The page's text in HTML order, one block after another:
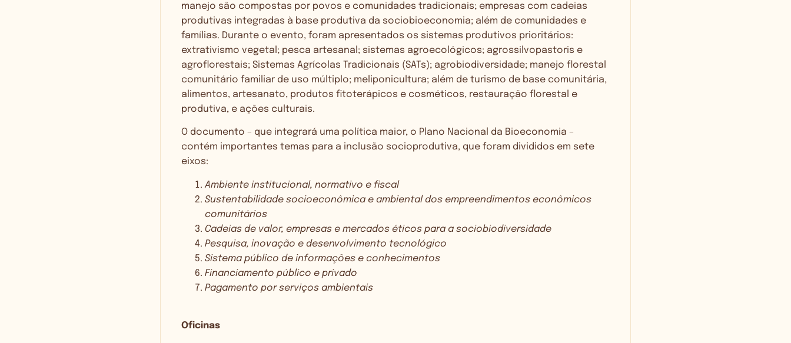
manejo são compostas por povos e comunidades tradicionais; empresas com cadeias
produtivas integradas à base produtiva da sociobioeconomia; além de comunidades e
famílias. Durante o evento, foram apresentados os sistemas produtivos prioritários:
extrativismo vegetal; pesca artesanal; sistemas agroecológicos; agrossilvopastoris e
agroflorestais; Sistemas Agrícolas Tradicionais (SATs); agrobiodiversidade; manejo florestal
comunitário familiar de uso múltiplo; meliponicultura; além de turismo de base comunitária,
alimentos, artesanato, produtos fitoterápicos e cosméticos, restauração florestal e
produtiva, e ações culturais.
O documento – que integrará uma política maior, o Plano Nacional da Bioeconomia –
contém importantes temas para a inclusão socioprodutiva, que foram divididos em sete
eixos:
Ambiente institucional, normativo e fiscal
Sustentabilidade socioeconômica e ambiental dos empreendimentos econômicos
comunitários
Cadeias de valor, empresas e mercados éticos para a sociobiodiversidade
Pesquisa, inovação e desenvolvimento tecnológico
Sistema público de informações e conhecimentos
Financiamento público e privado
Pagamento por serviços ambientais
Oficinas